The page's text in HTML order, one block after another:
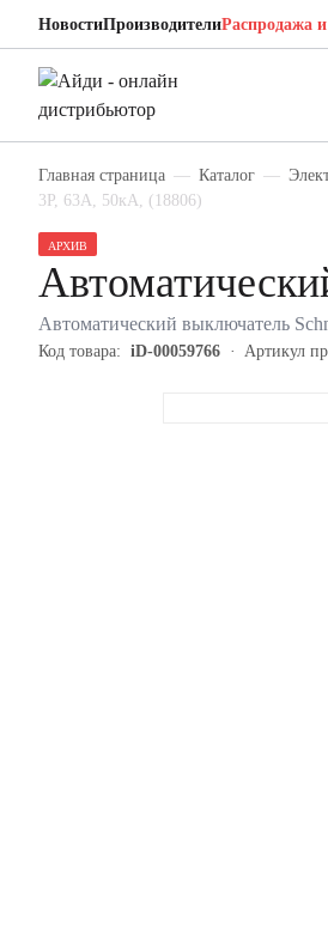
НовостиПроизводителиРаспродажа
Главная страница Каталог
3P, 63А, 50кА, (18806)
АРХИВ
Автоматический выключатель
Код товара: iD-00059766 Артикул
Schneider Electric 18806
Автоматический